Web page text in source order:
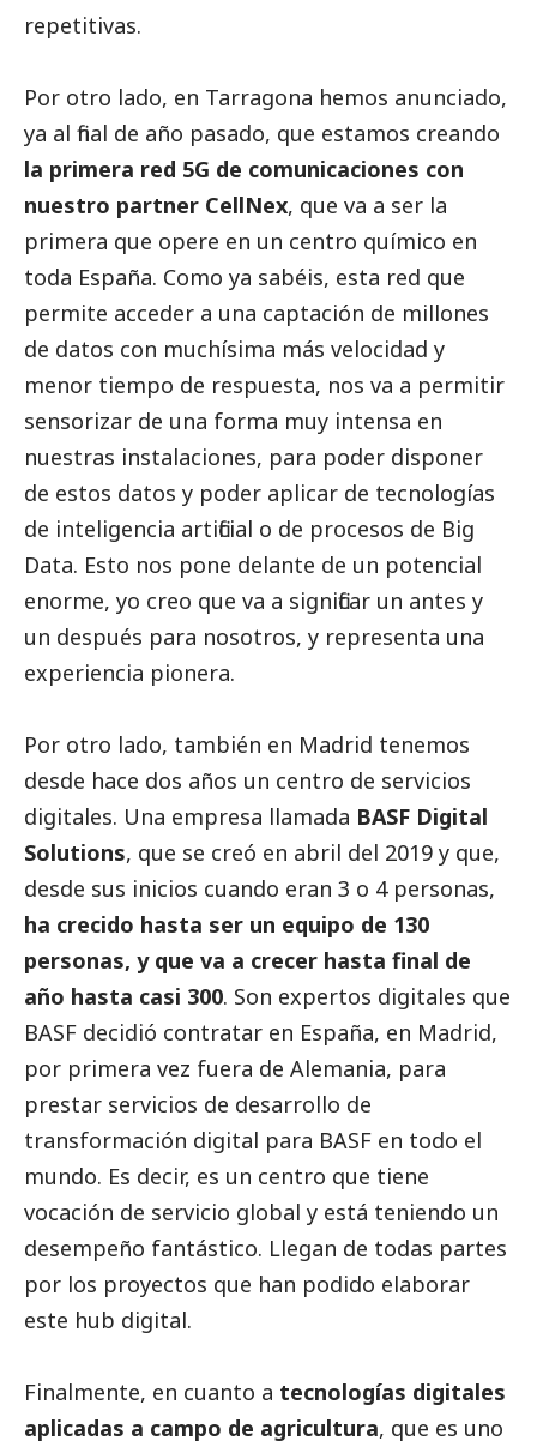
repetitivas.
Por otro lado, en Tarragona hemos anunciado,
ya al final de año pasado, que estamos creando
la primera red 5G de comunicaciones con
nuestro partner CellNex, que va a ser la
primera que opere en un centro químico en
toda España. Como ya sabéis, esta red que
permite acceder a una captación de millones
de datos con muchísima más velocidad y
menor tiempo de respuesta, nos va a permitir
sensorizar de una forma muy intensa en
nuestras instalaciones, para poder disponer
de estos datos y poder aplicar de tecnologías
de inteligencia artificial o de procesos de Big
Data. Esto nos pone delante de un potencial
enorme, yo creo que va a significar un antes y
un después para nosotros, y representa una
experiencia pionera.
Por otro lado, también en Madrid tenemos
desde hace dos años un centro de servicios
digitales. Una empresa llamada BASF Digital
Solutions, que se creó en abril del 2019 y que,
desde sus inicios cuando eran 3 o 4 personas,
ha crecido hasta ser un equipo de 130
personas, y que va a crecer hasta final de
año hasta casi 300. Son expertos digitales que
BASF decidió contratar en España, en Madrid,
por primera vez fuera de Alemania, para
prestar servicios de desarrollo de
transformación digital para BASF en todo el
mundo. Es decir, es un centro que tiene
vocación de servicio global y está teniendo un
desempeño fantástico. Llegan de todas partes
por los proyectos que han podido elaborar
este hub digital.
Finalmente, en cuanto a tecnologías digitales
aplicadas a campo de agricultura, que es uno